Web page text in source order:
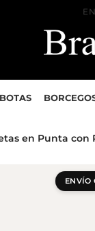
BOTAS
en Punta con
ENVÍO